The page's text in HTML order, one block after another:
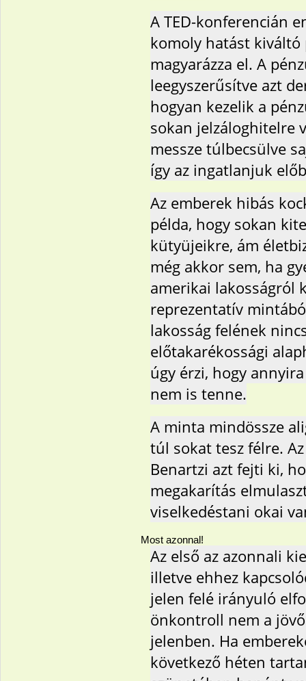
A TED-konferencián
komoly hatást kiváltó
magyarázza el. A
leegyszerűsítve azt
hogyan kezelik a
sokan jelzáloghitelre
messze túlbecsülve
így az ingatlanjuk
Az emberek hibás
példa, hogy sokan
kütyüjeikre, ám
még akkor sem, ha
amerikai lakosságról
reprezentatív
lakosság felének
előtakarékossági
úgy érzi, hogy
nem is tenne.
A minta mindössze
túl sokat tesz félre.
Benartzi azt fejti ki,
megakarítás
viselkedéstani okai
Most azonnal!
Az első az azonnali
illetve ehhez
jelen felé irányuló
önkontroll nem a
jelenben. Ha
következő héten